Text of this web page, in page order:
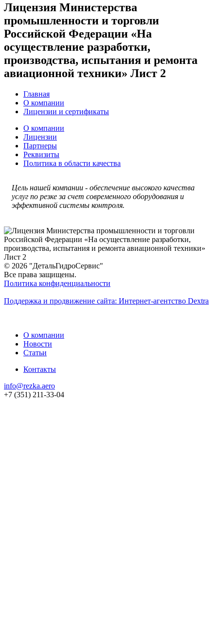
Лицензия Министерства
промышленности и торговли
Российской Федерации «На
осуществление разработки,
производства, испытания и ремонта
авиационной техники» Лист 2
Главная
О компании
Лицензии и сертификаты
О компании
Лицензии
Партнеры
Реквизиты
Политика в области качества
Цель нашей компании - обеспечение высокого качества
услуг по резке за счет современного оборудования и
эффективной системы контроля.
© 2026 "ДетальГидроСервис"
Все права защищены.
Политика конфиденциальности
Поддержка и продвижение сайта: Интернет-агентство Dextra
О компании
Новости
Статьи
Контакты
info@rezka.aero
+7 (351) 211-33-04